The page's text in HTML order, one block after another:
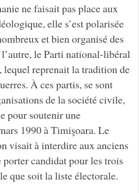
ne faisait pas place aux
elle s’est polarisée
et bien organisé des
le Parti national-libéral
reprenait la tradition de
À ces partis, se sont
de la société civile,
pour soutenir une
1990 à Timişoara. Le
visait à interdire aux anciens
porter candidat pour les trois
que soit la liste électorale.